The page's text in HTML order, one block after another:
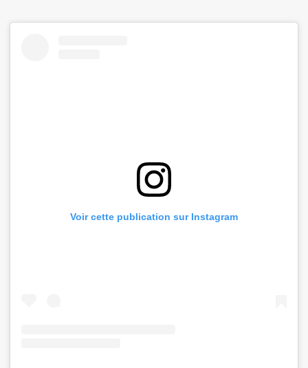
Voir cette publication sur Instagram